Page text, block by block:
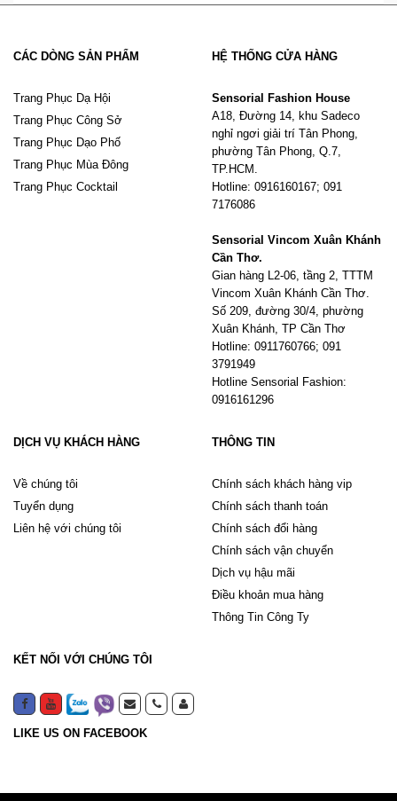
CÁC DÒNG SẢN PHẨM
Trang Phục Dạ Hội
Trang Phục Công Sở
Trang Phục Dạo Phố
Trang Phục Mùa Đông
Trang Phục Cocktail
HỆ THỐNG CỬA HÀNG
Sensorial Fashion House
A18, Đường 14, khu Sadeco
nghỉ ngơi giải trí Tân Phong,
phường Tân Phong, Q.7,
TP.HCM.
Hotline: 0916160167; 091
7176086
Sensorial Vincom Xuân Khánh
Cần Thơ.
Gian hàng L2-06, tầng 2, TTTM
Vincom Xuân Khánh Cần Thơ.
Số 209, đường 30/4, phường
Xuân Khánh, TP Cần Thơ
Hotline: 0911760766; 091
3791949
Hotline Sensorial Fashion:
0916161296
DỊCH VỤ KHÁCH HÀNG
Về chúng tôi
Tuyển dụng
Liên hệ với chúng tôi
THÔNG TIN
Chính sách khách hàng vip
Chính sách thanh toán
Chính sách đổi hàng
Chính sách vận chuyển
Dịch vụ hậu mãi
Điều khoản mua hàng
Thông Tin Công Ty
KẾT NỐI VỚI CHÚNG TÔI
LIKE US ON FACEBOOK